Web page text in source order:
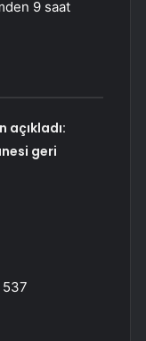
9 saat
açıkladı:
geri
537